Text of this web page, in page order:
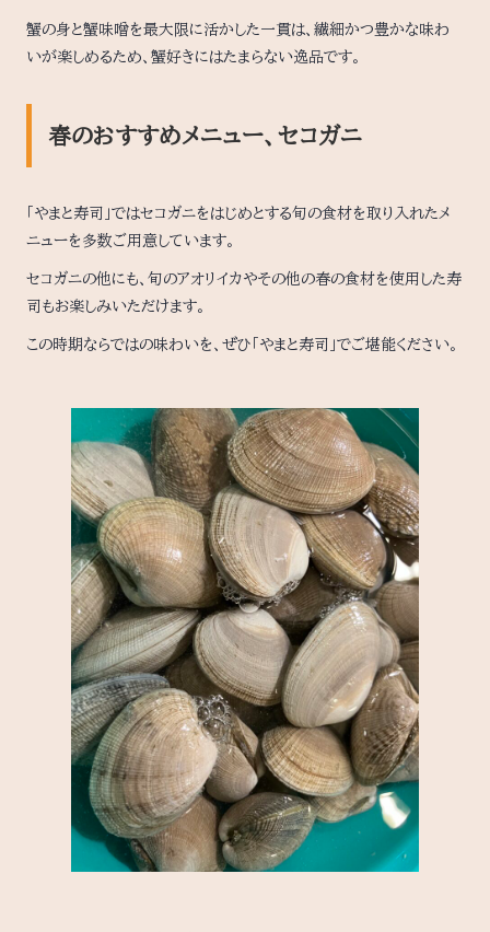
蟹の身と蟹味噌を最大限に活かした一貫は、繊細かつ豊かな味わ
いが楽しめるため、蟹好きにはたまらない逸品です。
春のおすすめメニュー、セコガニ
「やまと寿司」ではセコガニをはじめとする旬の食材を取り入れたメ
ニューを多数ご用意しています。
セコガニの他にも、旬のアオリイカやその他の春の食材を使用した寿
司もお楽しみいただけます。
この時期ならではの味わいを、ぜひ「やまと寿司」でご堪能ください。